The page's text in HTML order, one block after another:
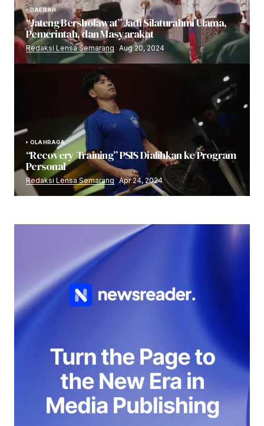
DAERAH
“Jateng Bersholawat” Jadi Silaturahmi Ulama,
Pemerintah, dan Masyarakat
Redaksi Lensa Semarang Aug 20, 2024
OLAHRAGA
“Recovery Training” PSIS Dialihkan ke Program
Personal
Redaksi Lensa Semarang Apr 24, 2024